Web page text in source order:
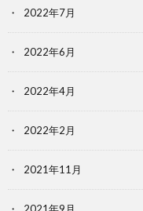
2022年7月
2022年6月
2022年4月
2022年2月
2021年11月